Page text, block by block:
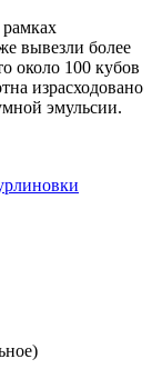
вывезли более
около 100 кубов
израсходовано
эмульсии.